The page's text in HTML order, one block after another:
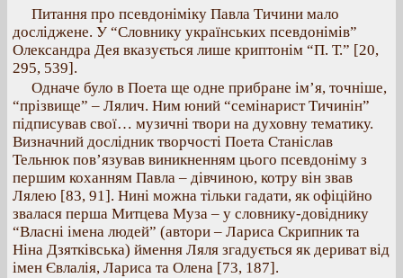
Питання про псевдоніміку Павла Тичини мало
досліджене. У “Словнику українських псевдонімів”
Олександра Дея вказується лише криптонім “П. Т.” [20,
295, 539].
Одначе було в Поета ще одне прибране ім’я, точніше,
“прізвище” – Лялич. Ним юний “семінарист Тичинін”
підписував свої… музичні твори на духовну тематику.
Визначний дослідник творчості Поета Станіслав
Тельнюк пов’язував виникненням цього псевдоніму з
першим коханням Павла – дівчиною, котру він звав
Лялею [83, 91]. Нині можна тільки гадати, як офіційно
звалася перша Митцева Муза – у словнику-довіднику
“Власні імена людей” (автори – Лариса Скрипник та
Ніна Дзятківська) ймення Ляля згадується як дериват від
імен Євлалія, Лариса та Олена [73, 187].